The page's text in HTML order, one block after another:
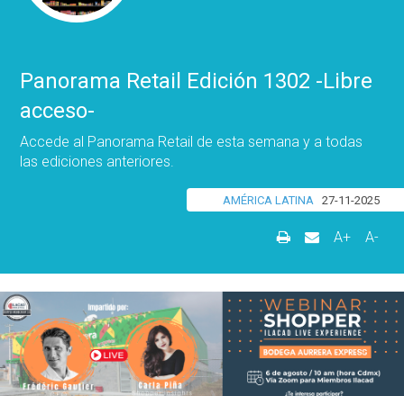
Panorama Retail Edición 1302 -Libre
acceso-
Accede al Panorama Retail de esta semana y a todas
las ediciones anteriores.
AMÉRICA LATINA 27-11-2025
A+ A-